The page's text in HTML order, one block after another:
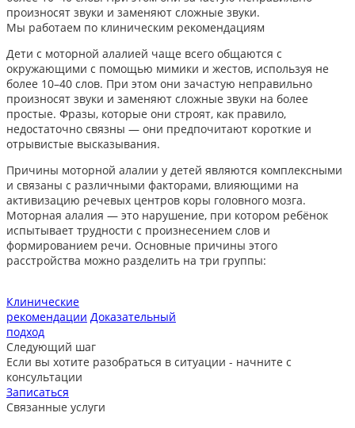
произносят звуки и заменяют сложные звуки.
Мы работаем по клиническим рекомендациям
Дети с моторной алалией чаще всего общаются с
окружающими с помощью мимики и жестов, используя не
более 10–40 слов. При этом они зачастую неправильно
произносят звуки и заменяют сложные звуки на более
простые. Фразы, которые они строят, как правило,
недостаточно связны — они предпочитают короткие и
отрывистые высказывания.
Причины моторной алалии у детей являются комплексными
и связаны с различными факторами, влияющими на
активизацию речевых центров коры головного мозга.
Моторная алалия — это нарушение, при котором ребёнок
испытывает трудности с произнесением слов и
формированием речи. Основные причины этого
расстройства можно разделить на три группы:
Клинические
рекомендации Доказательный
подход
Следующий шаг
Если вы хотите разобраться в ситуации - начните с
консультации
Записаться
Связанные услуги